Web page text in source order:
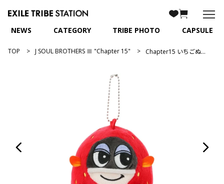
NEWS CATEGORY TRIBE PHOTO CAPSULE
TOP J SOUL BROTHERS Ⅲ "Chapter 15" Chapter15 いちごぬいぐるみキーホルダー/山下健二郎